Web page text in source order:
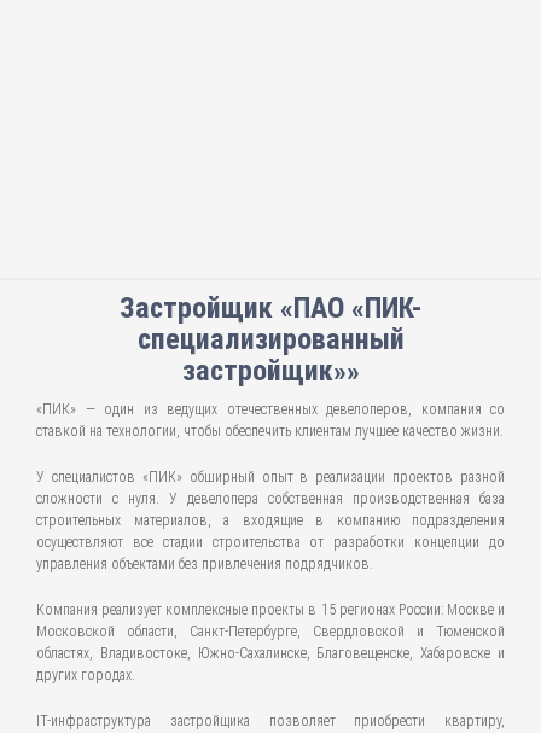
Застройщик «ПАО «ПИК-
специализированный
застройщик»»
«ПИК» — один из ведущих отечественных девелоперов, компания со
ставкой на технологии, чтобы обеспечить клиентам лучшее качество жизни.
У специалистов «ПИК» обширный опыт в реализации проектов разной
сложности с нуля. У девелопера собственная производственная база
строительных материалов, а входящие в компанию подразделения
осуществляют все стадии строительства от разработки концепции до
управления объектами без привлечения подрядчиков.
Компания реализует комплексные проекты в 15 регионах России: Москве и
Московской области, Санкт-Петербурге, Свердловской и Тюменской
областях, Владивостоке, Южно-Сахалинске, Благовещенске, Хабаровске и
других городах.
IT-инфраструктура застройщика позволяет приобрести квартиру,